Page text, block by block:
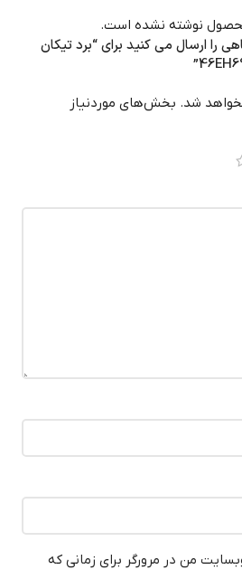
نوشته نشده است.
را ارسال می کنید برای “برد تیکان
شد. بخش‌های موردنیاز
من در مرورگر برای زمانی که